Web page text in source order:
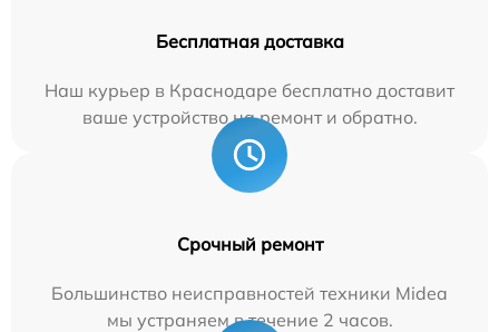
Бесплатная доставка
Наш курьер в Краснодаре бесплатно доставит
ваше устройство на ремонт и обратно.
Срочный ремонт
Большинство неисправностей техники Midea
мы устраняем в течение 2 часов.